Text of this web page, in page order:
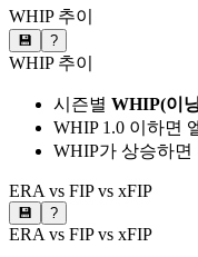
WHIP 추이
💾 ?
WHIP 추이
시즌별 WHIP(이
WHIP 1.0 이하면
WHIP가 상승하면
ERA vs FIP vs xFIP
💾 ?
ERA vs FIP vs xFIP